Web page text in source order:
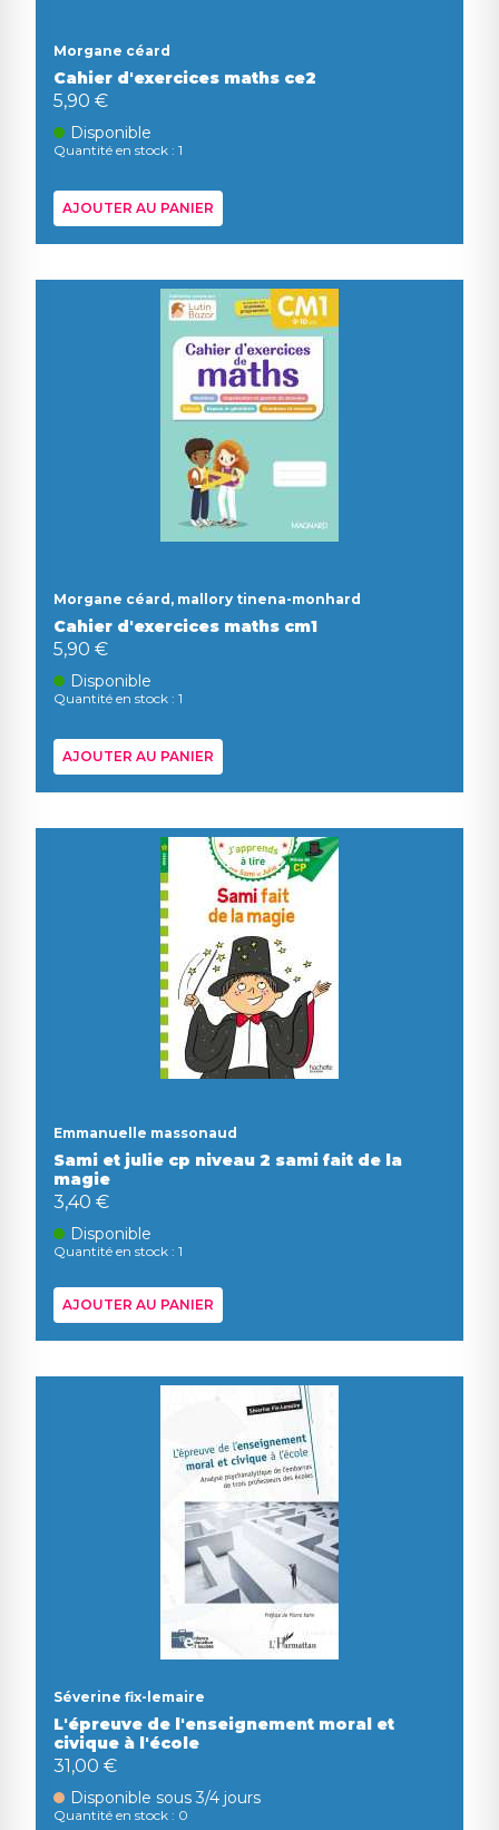
Morgane céard
Cahier d'exercices maths ce2
5,90 €
Disponible
Quantité en stock : 1
AJOUTER AU PANIER
Morgane céard, mallory tinena-monhard
Cahier d'exercices maths cm1
5,90 €
Disponible
Quantité en stock : 1
AJOUTER AU PANIER
Emmanuelle massonaud
Sami et julie cp niveau 2 sami fait de la
magie
3,40 €
Disponible
Quantité en stock : 1
AJOUTER AU PANIER
Séverine fix-lemaire
L'épreuve de l'enseignement moral et
civique à l'école
31,00 €
Disponible sous 3/4 jours
Quantité en stock : 0